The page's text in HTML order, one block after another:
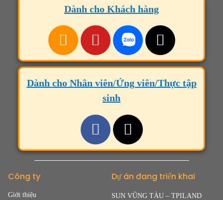
Dành cho Khách hàng
Dành cho Nhân viên/Ứng viên/Thực tập
sinh
Công ty
Giới thiệu
Dự án đang triển khai
SUN VŨNG TÀU – TPILAND